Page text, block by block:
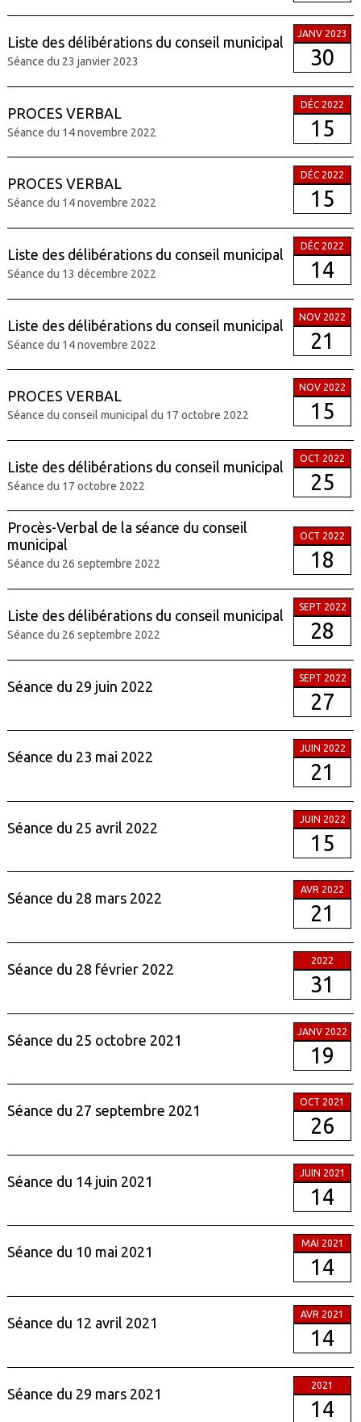
Liste des délibérations du conseil municipal
Séance du 23 janvier 2023
JANV 2023
30
PROCES VERBAL
Séance du 14 novembre 2022
DÉC 2022
15
PROCES VERBAL
Séance du 14 novembre 2022
DÉC 2022
15
Liste des délibérations du conseil municipal
Séance du 13 décembre 2022
DÉC 2022
14
Liste des délibérations du conseil municipal
Séance du 14 novembre 2022
NOV 2022
21
PROCES VERBAL
Séance du conseil municipal du 17 octobre 2022
NOV 2022
15
Liste des délibérations du conseil municipal
Séance du 17 octobre 2022
OCT 2022
25
Procès-Verbal de la séance du conseil
municipal
Séance du 26 septembre 2022
OCT 2022
18
Liste des délibérations du conseil municipal
Séance du 26 septembre 2022
SEPT 2022
28
Séance du 29 juin 2022
SEPT 2022
27
Séance du 23 mai 2022
JUIN 2022
21
Séance du 25 avril 2022
JUIN 2022
15
Séance du 28 mars 2022
AVR 2022
21
Séance du 28 février 2022
2022
31
Séance du 25 octobre 2021
JANV 2022
19
Séance du 27 septembre 2021
OCT 2021
26
Séance du 14 juin 2021
JUIN 2021
14
Séance du 10 mai 2021
MAI 2021
14
Séance du 12 avril 2021
AVR 2021
14
Séance du 29 mars 2021
2021
14